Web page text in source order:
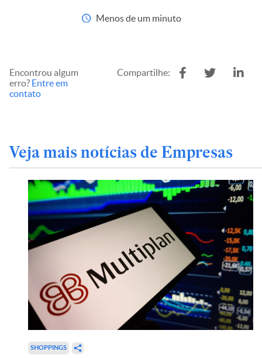
Menos de um minuto
Encontrou algum
erro? Entre em
contato
Compartilhe:
Veja mais notícias de Empresas
SHOPPINGS